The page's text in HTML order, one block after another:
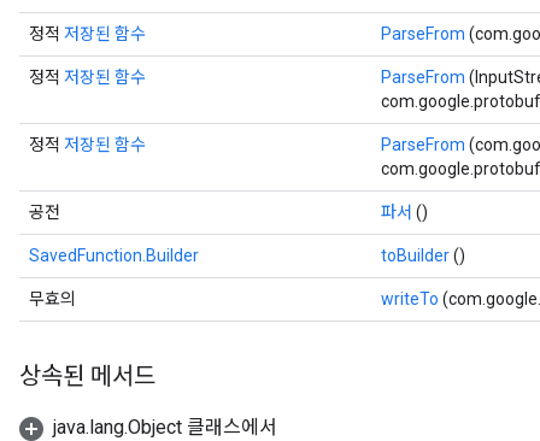
정적 저장된 함수 ParseFrom
정적 저장된 함수 ParseFrom
정적 저장된 함수 ParseFrom
공전 파서 ()
SavedFunction.Builder toBuilder()
무효의 writeTo
상속된 메서드
java.lang.Object 클래스에서